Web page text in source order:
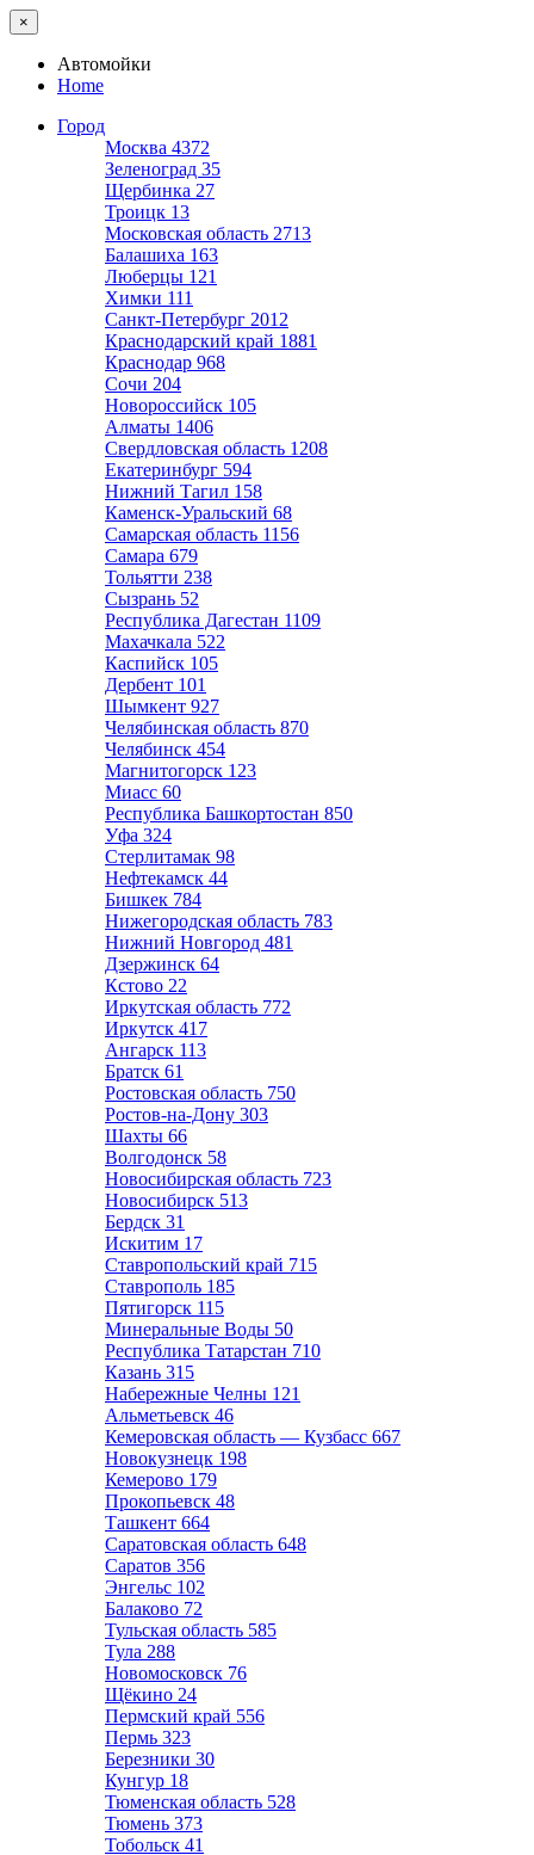
×
Автомойки
Home
Город
Москва 4372
Зеленоград 35
Щербинка 27
Троицк 13
Московская область 2713
Балашиха 163
Люберцы 121
Химки 111
Санкт-Петербург 2012
Краснодарский край 1881
Краснодар 968
Сочи 204
Новороссийск 105
Алматы 1406
Свердловская область 1208
Екатеринбург 594
Нижний Тагил 158
Каменск-Уральский 68
Самарская область 1156
Самара 679
Тольятти 238
Сызрань 52
Республика Дагестан 1109
Махачкала 522
Каспийск 105
Дербент 101
Шымкент 927
Челябинская область 870
Челябинск 454
Магнитогорск 123
Миасс 60
Республика Башкортостан 850
Уфа 324
Стерлитамак 98
Нефтекамск 44
Бишкек 784
Нижегородская область 783
Нижний Новгород 481
Дзержинск 64
Кстово 22
Иркутская область 772
Иркутск 417
Ангарск 113
Братск 61
Ростовская область 750
Ростов-на-Дону 303
Шахты 66
Волгодонск 58
Новосибирская область 723
Новосибирск 513
Бердск 31
Искитим 17
Ставропольский край 715
Ставрополь 185
Пятигорск 115
Минеральные Воды 50
Республика Татарстан 710
Казань 315
Набережные Челны 121
Альметьевск 46
Кемеровская область — Кузбасс 667
Новокузнецк 198
Кемерово 179
Прокопьевск 48
Ташкент 664
Саратовская область 648
Саратов 356
Энгельс 102
Балаково 72
Тульская область 585
Тула 288
Новомосковск 76
Щёкино 24
Пермский край 556
Пермь 323
Березники 30
Кунгур 18
Тюменская область 528
Тюмень 373
Тобольск 41